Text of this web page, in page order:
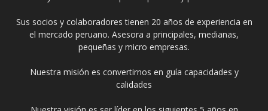
Sus socios y colaboradores tienen 20 años de experiencia en
el mercado peruano. Asesora a principales, medianas,
pequeñas y micro empresas.
Nuestra misión es convertirnos en guía capacidades y
calidades